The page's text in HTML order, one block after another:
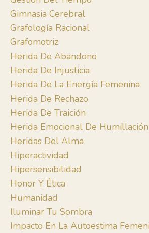
Gimnasia Cerebral
Grafología Racional
Grafomotriz
Herida De Abandono
Herida De Injusticia
Herida De La Energía Femenina
Herida De Rechazo
Herida De Traición
Herida Emocional De Humillación
Heridas Del Alma
Hiperactividad
Hipersensibilidad
Honor Y Ética
Humanidad
Iluminar Tu Sombra
Impacto En La Autoestima